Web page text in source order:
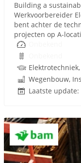
Building a
Werkvoorbereider
bent achter de
projecten op A-
Laatste update: